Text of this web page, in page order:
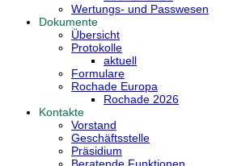
Wertungs- und Passwesen
Dokumente
Übersicht
Protokolle
aktuell
Formulare
Rochade Europa
Rochade 2026
Kontakte
Vorstand
Geschäftsstelle
Präsidium